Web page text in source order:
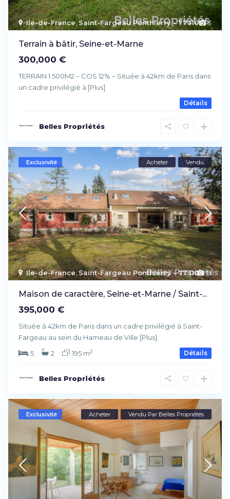
3
Ile-de-France,Saint-Fargeau Ponthierry - 77310
Terrain à bâtir, Seine-et-Marne
300,000 €
TERRAIN 1.500M2 – COS 12% – Située à 42km de Paris dans
un cadre privilégié à [Plus]
Détails
Belles Propriétés
19
Ile-de-France,Saint-Fargeau Ponthierry - 77310
Exclusivité Acheter Vendu
Maison de caractère, Seine-et-Marne / Saint-...
395,000 €
Située à 42km de Paris dans un cadre privilégié à Saint-
Fargeau au sein du Hameau de Ville [Plus]
5
2 195 m2 Détails
Belles Propriétés
Exclusivité Acheter Vendu Par Belles Propriétés